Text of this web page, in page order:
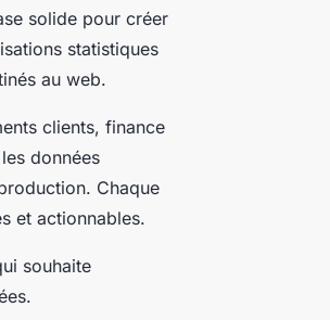
solide pour créer
statistiques
au web.
clients, finance
données
Chaque
et actionnables.
souhaite